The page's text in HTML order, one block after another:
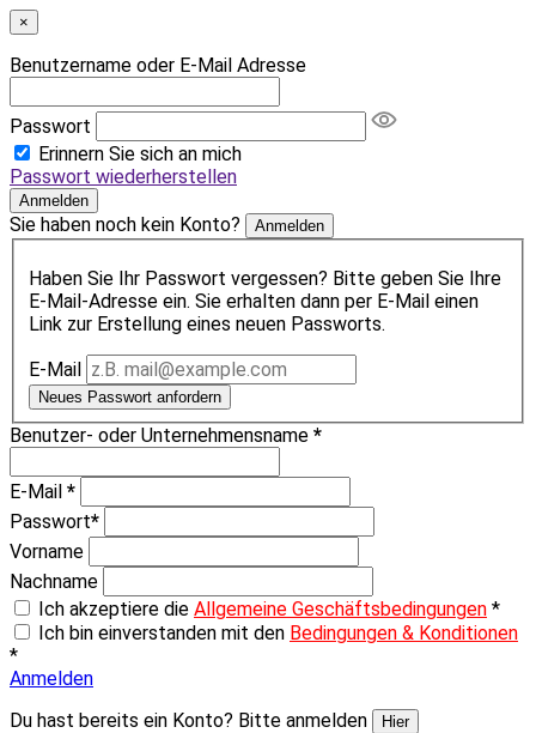
×
Benutzername oder E-Mail Adresse
Passwort
Erinnern Sie sich an mich
Passwort wiederherstellen
Anmelden
Sie haben noch kein Konto? Anmelden
Haben Sie Ihr Passwort vergessen? Bitte geben Sie Ihre
E-Mail-Adresse ein. Sie erhalten dann per E-Mail einen
Link zur Erstellung eines neuen Passworts.
E-Mail
Neues Passwort anfordern
Benutzer- oder Unternehmensname *
E-Mail *
Passwort*
Vorname
Nachname
Ich akzeptiere die Allgemeine Geschäftsbedingungen *
Ich bin einverstanden mit den Bedingungen & Konditionen
*
Anmelden
Du hast bereits ein Konto? Bitte anmelden
Hier